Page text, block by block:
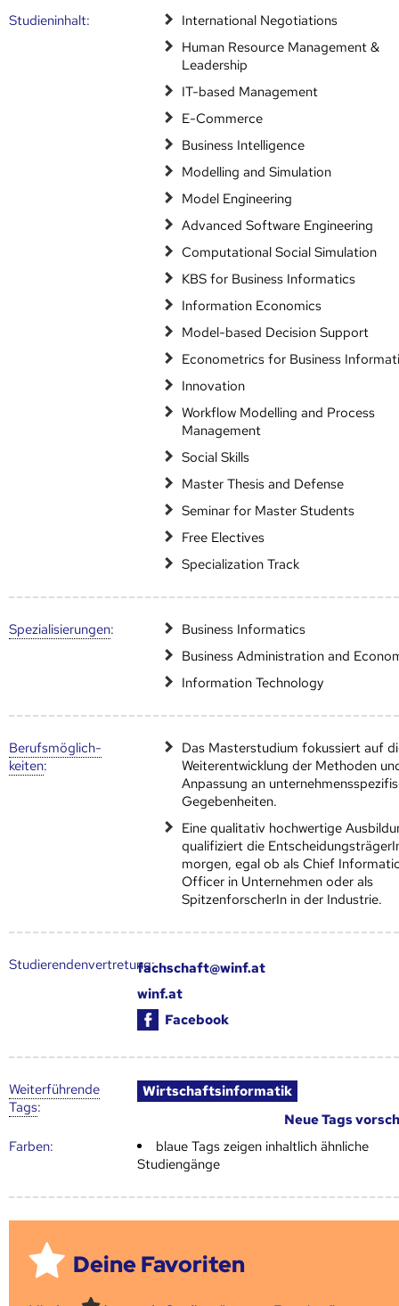
Studien­inhalt:
International Negotiations
Human Resource Management &
Leadership
IT-based Management
E-Commerce
Business Intelligence
Modelling and Simulation
Model Engineering
Advanced Software Engineering
Computational Social Simulation
KBS for Business Informatics
Information Economics
Model-based Decision Support
Econometrics for Business
Innovation
Workflow Modelling and Process
Management
Social Skills
Master Thesis and Defense
Seminar for Master Students
Free Electives
Specialization Track
Speziali­sierungen:
Business Informatics
Business Administration and
Information Technology
Berufs­möglich­
keiten:
Das Masterstudium fokussiert auf
Weiterentwicklung der Methoden
Anpassung an
Gegebenheiten.
Eine qualitativ hochwertige
qualifiziert die
morgen, egal ob als Chief
Officer in Unternehmen oder als
SpitzenforscherIn in der Industrie.
Studierendenvertretung:fachschaft@winf.at
winf.at
Facebook
Weiter­führende
Tags:
Wirtschaftsinformatik
Neue Tags
Farben:
blaue Tags zeigen inhaltlich ähnliche
Studiengänge
Deine Favoriten